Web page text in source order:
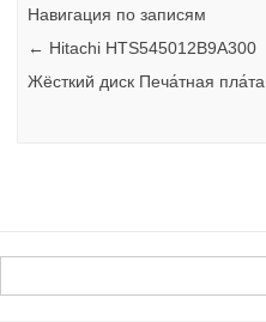
Навигация по записям
← Hitachi HTS545012B9A300
Жёсткий диск Печа́тная пла́та